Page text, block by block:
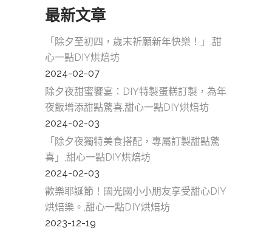
最新文章
「除夕至初四，歲末祈願新年快樂！」,甜
心一點DIY烘焙坊
2024-02-07
除夕夜甜蜜饗宴：DIY特製蛋糕訂製，為年
夜飯增添甜點驚喜,甜心一點DIY烘焙坊
2024-02-03
「除夕夜獨特美食搭配，專屬訂製甜點驚
喜」,甜心一點DIY烘焙坊
2024-02-03
歡樂耶誕節！國光國小小朋友享受甜心DIY
烘焙樂。,甜心一點DIY烘焙坊
2023-12-19